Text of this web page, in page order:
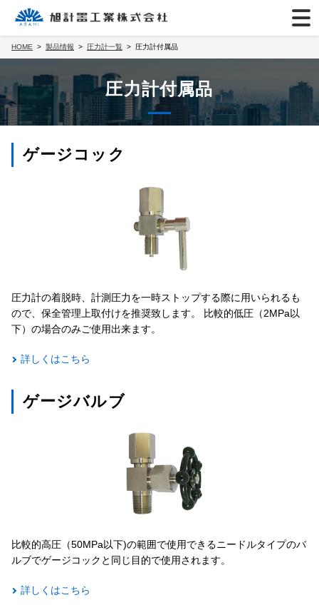
HOME 製品情報 圧力計一覧 圧力計付属品
圧力計付属品
ゲージコック
圧力計の着脱時、計測圧力を一時ストップする際に用いられるも
ので、保全管理上取付けを推奨致します。 比較的低圧（2MPa以
下）の場合のみご使用出来ます。
詳しくはこちら
ゲージバルブ
比較的高圧（50MPa以下)の範囲で使用できるニードルタイプのバ
ルブでゲージコックと同じ目的で使用されます。
詳しくはこちら